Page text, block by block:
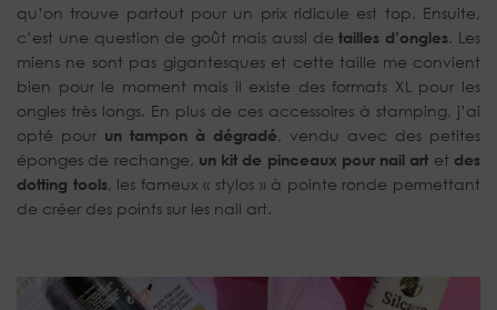
qu’on trouve partout pour un prix ridicule est top. Ensuite,
c’est une question de goût mais aussi de tailles d’ongles. Les
miens ne sont pas gigantesques et cette taille me convient
bien pour le moment mais il existe des formats XL pour les
ongles très longs. En plus de ces accessoires à stamping, j’ai
opté pour un tampon à dégradé, vendu avec des petites
éponges de rechange, un kit de pinceaux pour nail art et des
dotting tools, les fameux « stylos » à pointe ronde permettant
de créer des points sur les nail art.